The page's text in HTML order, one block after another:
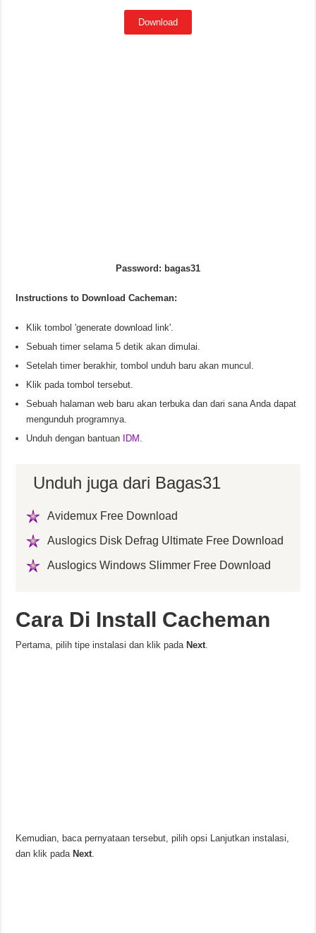
Download
Password: bagas31
Instructions to Download Cacheman:
Klik tombol 'generate download link'.
Sebuah timer selama 5 detik akan dimulai.
Setelah timer berakhir, tombol unduh baru akan muncul.
Klik pada tombol tersebut.
Sebuah halaman web baru akan terbuka dan dari sana Anda dapat
mengunduh programnya.
Unduh dengan bantuan
IDM
Unduh juga dari Bagas31
Avidemux Free Download
Auslogics Disk Defrag Ultimate Free Download
Auslogics Windows Slimmer Free Download
Cara Di Install Cacheman
Pertama, pilih tipe instalasi dan klik pada Next
Kemudian, baca pernyataan tersebut, pilih opsi Lanjutkan instalasi,
dan klik padaNext